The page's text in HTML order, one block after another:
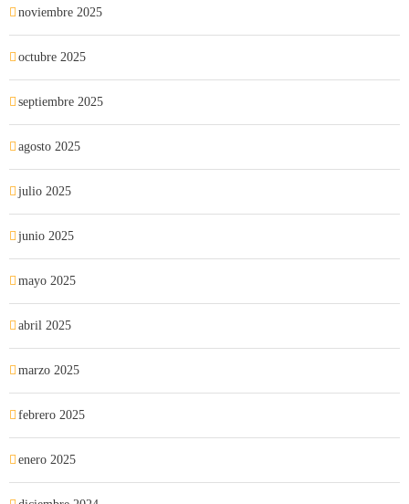
noviembre 2025
octubre 2025
septiembre 2025
agosto 2025
julio 2025
junio 2025
mayo 2025
abril 2025
marzo 2025
febrero 2025
enero 2025